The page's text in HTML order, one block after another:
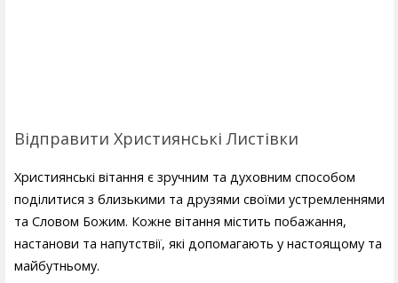
Відправити Християнські Листівки
Християнські вітання є зручним та духовним способом
поділитися з близькими та друзями своїми устремленнями
та Словом Божим. Кожне вітання містить побажання,
настанови та напутствії, які допомагають у настоящому та
майбутньому.